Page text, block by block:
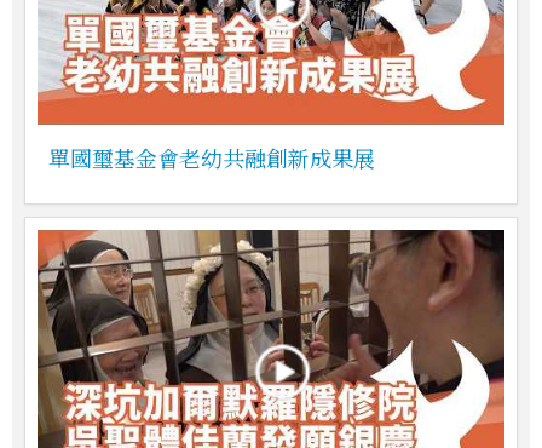
單國璽基金會老幼共融創新成果展